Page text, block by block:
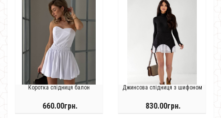
Коротка спідниця балон
660.00грн.
Джинсова спідниця з шифоном
830.00грн.